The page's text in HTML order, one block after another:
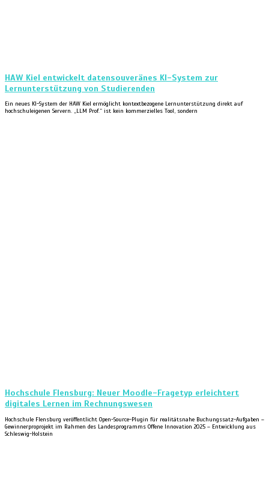
HAW Kiel entwickelt datensouveränes KI-System zur
Lernunterstützung von Studierenden
Ein neues KI-System der HAW Kiel ermöglicht kontextbezogene Lernunterstützung direkt auf
hochschuleigenen Servern. „LLM Prof.“ ist kein kommerzielles Tool, sondern
Hochschule Flensburg: Neuer Moodle-Fragetyp erleichtert
digitales Lernen im Rechnungswesen
Hochschule Flensburg veröffentlicht Open-Source-Plugin für realitätsnahe Buchungssatz-Aufgaben –
Gewinnerproprojekt im Rahmen des Landesprogramms Offene Innovation 2025 – Entwicklung aus
Schleswig-Holstein